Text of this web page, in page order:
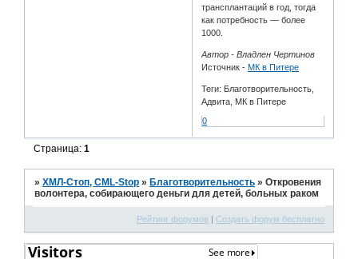
трансплантаций в год, тогда
как потребность — более
1000.
Автор - Владлен Чертинов
Источник -МК в Питере
Теги: Благотворительность,
Адвита, МК в Питере
0
Страница:1
»ХМЛ-Стоп, CML-Stop » Благотворительность »Откровения
волонтера, собирающего деньги для детей, больных раком
Рейтинг форумов | Создать форум бесплатно